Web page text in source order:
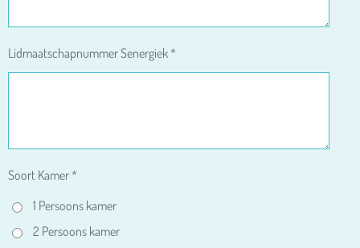
Lidmaatschapnummer Senergiek *
Soort Kamer *
1 Persoons kamer
2 Persoons kamer